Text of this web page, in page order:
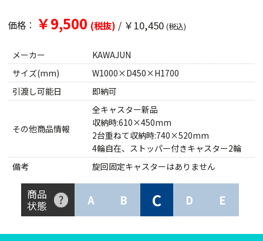
価格： ￥9,500 (税抜) / ￥10,450 (税込)
メーカー
KAWAJUN
サイズ(mm)
W1000×D450×H1700
引渡し可能日
即納可
その他商品情報
全キャスター新品
収納時:610×450mm
2台重ねて収納時:740×520mm
4輪自在、ストッパー付きキャスター2輪
備考
旋回固定キャスターはありません
商品
状態
A B C D E